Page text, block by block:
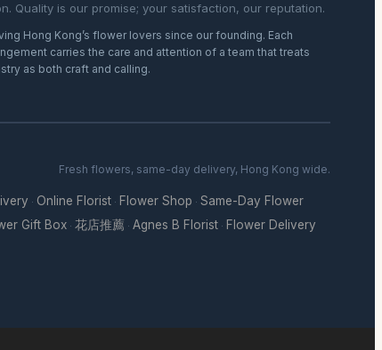
Quality is our promise; your satisfaction, our reputation.
Hong Kong’s flower lovers since our founding. Each
carries the care and attention of a team that treats
as both craft and calling.
Fresh flowers, same-day delivery, Hong Kong wide.
· Online Florist · Flower Shop · Same-Day Flower
Gift Box · 花店推薦 · Agnes B Florist · Flower Delivery